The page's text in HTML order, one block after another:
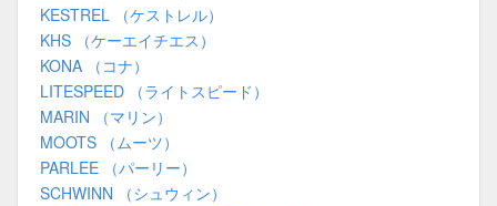
KESTREL （ケストレル）
KHS （ケーエイチエス）
KONA （コナ）
LITESPEED （ライトスピード）
MARIN （マリン）
MOOTS （ムーツ）
PARLEE （パーリー）
SCHWINN （シュウィン）